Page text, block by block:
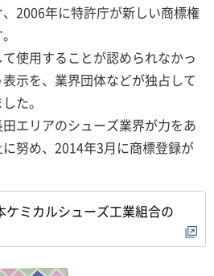
2006年に特許庁が新しい商標権
使用することが認められなかっ
示を、業界団体などが独占して
た。
田エリアのシューズ業界が力をあ
努め、2014年3月に商標登録が
ケミカルシューズ工業組合の